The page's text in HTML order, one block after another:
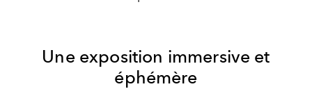
Une exposition immersive et
éphémère